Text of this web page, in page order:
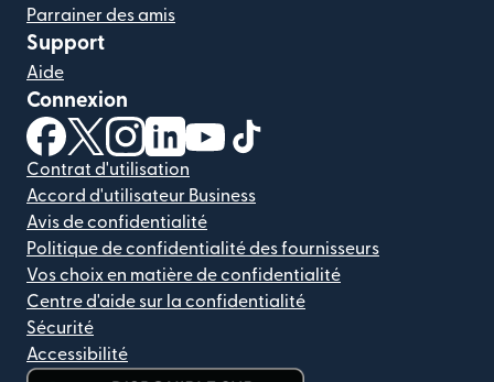
Parrainer des amis
Support
Aide
Connexion
(s'ouvre dans une nouvelle fenêtre)
(s'ouvre dans une nouvelle fenêtre)
(s'ouvre dans une nouvelle fenêtre)
(s'ouvre dans une nouvelle fenêtre)
(s'ouvre dans une nouvelle
Contrat d'utilisation
Accord d'utilisateur Business
Avis de confidentialité
Politique de confidentialité des fournisseurs
Vos choix en matière de confidentialité
Centre d'aide sur la confidentialité
Sécurité
Accessibilité